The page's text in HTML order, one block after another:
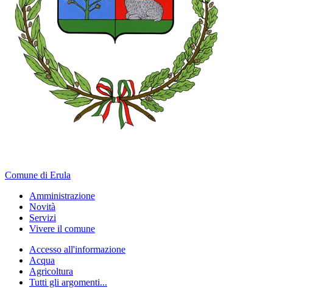
Comune di Erula
Amministrazione
Novità
Servizi
Vivere il comune
Accesso all'informazione
Acqua
Agricoltura
Tutti gli argomenti...